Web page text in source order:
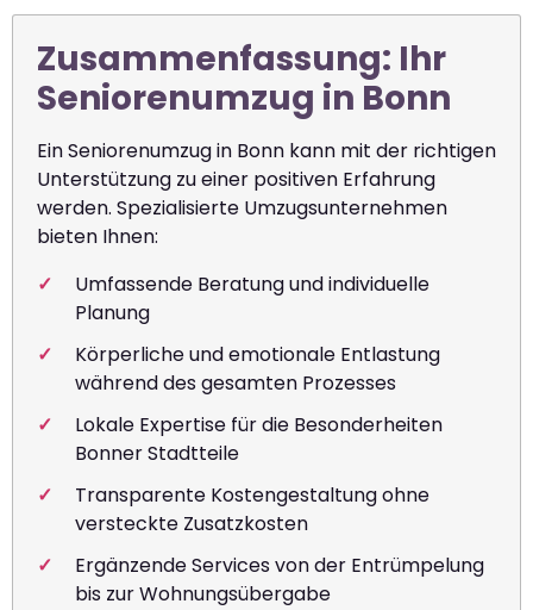
Zusammenfassung: Ihr
Seniorenumzug in Bonn
Ein Seniorenumzug in Bonn kann mit der richtigen
Unterstützung zu einer positiven Erfahrung
werden. Spezialisierte Umzugsunternehmen
bieten Ihnen:
Umfassende Beratung und individuelle
Planung
Körperliche und emotionale Entlastung
während des gesamten Prozesses
Lokale Expertise für die Besonderheiten
Bonner Stadtteile
Transparente Kostengestaltung ohne
versteckte Zusatzkosten
Ergänzende Services von der Entrümpelung
bis zur Wohnungsübergabe